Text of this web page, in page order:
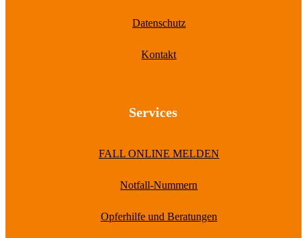
Datenschutz
Kontakt
Services
FALL ONLINE MELDEN
Notfall-Nummern
Opferhilfe und Beratungen